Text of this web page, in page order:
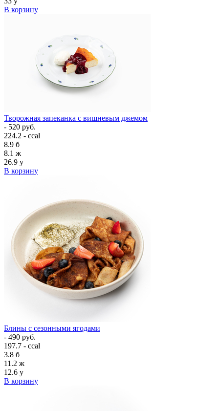
В корзину
Творожная запеканка с вишневым джемом
- 520 руб.
224.2 - ccal
8.9 б
8.1 ж
26.9 у
В корзину
Блины с сезонными ягодами
- 490 руб.
197.7 - ccal
3.8 б
11.2 ж
12.6 у
В корзину